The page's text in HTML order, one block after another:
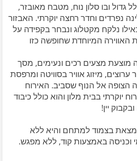
גדול ובו סלון נוח, מטבח מאובזר,
נפרדים וחדר רחצה יוקרתי. האבזור
נלקח מקטלוג ונבחר בקפידה על
האווירה המיוחדת שחופשה כזו
מוצעת מצעים רכים ונעימים, מסך
מיזוג אוויר בסוויטה ומרפסת
הצופה אל הנוף שסביב. האירוח
יוקרתי בבית מלון והוא כולל כיבוד
יין!
בצמוד למתחם והיא ללא
וכניסה באמצעות קוד, ללא מפגש.